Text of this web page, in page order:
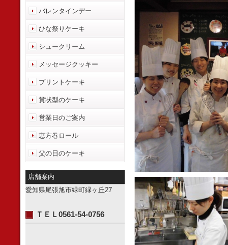
バレンタインデー
ひな祭りケーキ
シュークリーム
メッセージクッキー
プリントケーキ
賞状型のケーキ
営業日のご案内
恵方巻ロール
父の日のケーキ
店舗案内
愛知県尾張旭市緑町緑ヶ丘27
ＴＥＬ0561-54-0756